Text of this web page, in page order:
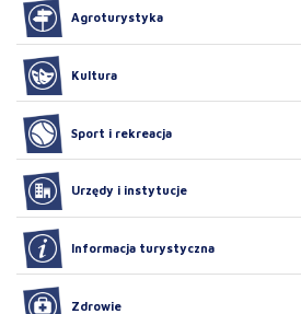
Agroturystyka
Kultura
Sport i rekreacja
Urzędy i instytucje
Informacja turystyczna
Zdrowie